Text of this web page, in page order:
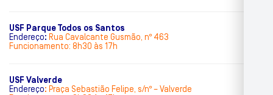
USF Parque Todos os Santos
Endereço: Rua Cavalcante Gusmão, nº 463
Funcionamento: 8h30 às 17h
USF Valverde
Endereço: Praça Sebastião Felipe, s/nº – Valverde